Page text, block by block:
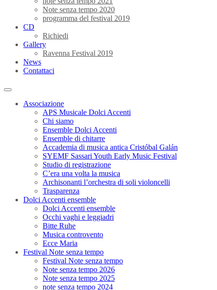
Note senza tempo 2020
programma del festival 2019
CD
Richiedi
Gallery
Ravenna Festival 2019
News
Contattaci
Associazione
APS Musicale Dolci Accenti
Chi siamo
Ensemble Dolci Accenti
Ensemble di chitarre
Accademia di musica antica Cristóbal Galán
SYEMF Sassari Youth Early Music Festival
Studio di registrazione
C’era una volta la musica
Archisonanti l’orchestra di soli violoncelli
Trasparenza
Dolci Accenti ensemble
Dolci Accenti ensemble
Occhi vaghi e leggiadri
Bitte Ruhe
Musica controvento
Ecce Maria
Festival Note senza tempo
Festival Note senza tempo
Note senza tempo 2026
Note senza tempo 2025
note senza tempo 2024